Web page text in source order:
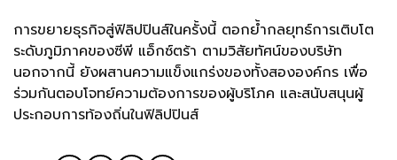
การขยายธุรกิจสู่ฟิลิปปินส์ในครั้งนี้ ตอกย้ำกลยุทธ์การเติบโต
ระดับภูมิภาคของซีพี แอ็กซ์ตร้า ตามวิสัยทัศน์ของบริษัท
นอกจากนี้ ยังผสานความแข็งแกร่งของทั้งสององค์กร เพื่อ
ร่วมกันตอบโจทย์ความต้องการของผู้บริโภค และสนับสนุนผู้
ประกอบการท้องถิ่นในฟิลิปปินส์